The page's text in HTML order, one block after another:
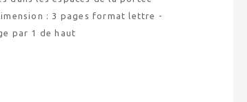
: 3 pages format lettre -
par 1 de haut